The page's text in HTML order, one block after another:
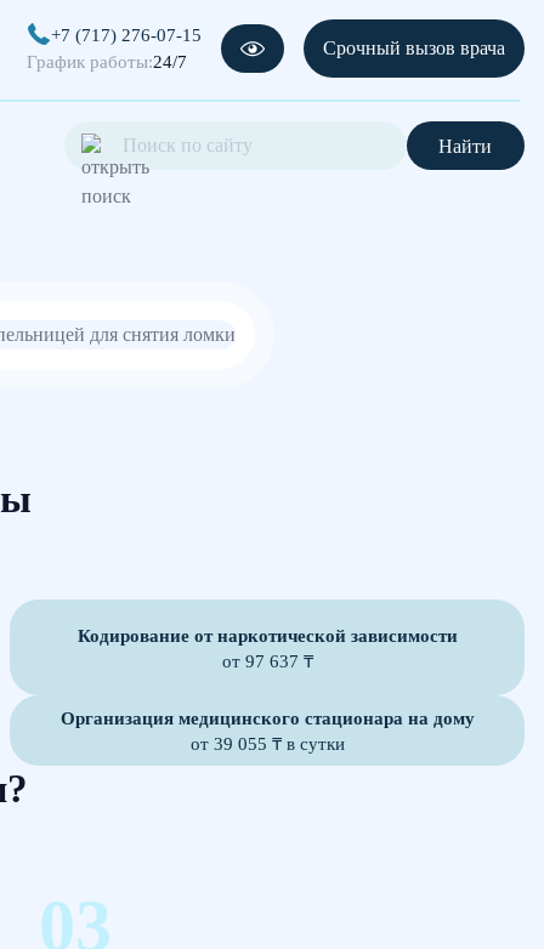
+7 (717) 276-07-15
График работы:24/7
Срочный вызов врача
Найти
Кодирование от наркотической зависимости
от 97 637 ₸
Организация медицинского стационара на дому
от 39 055 ₸ в сутки